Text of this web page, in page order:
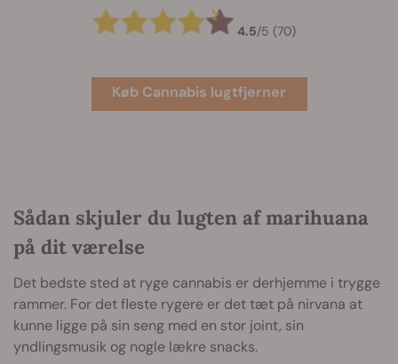
4.5/5 (70)
Køb Cannabis lugtfjerner
Sådan skjuler du lugten af marihuana
på dit værelse
Det bedste sted at ryge cannabis er derhjemme i trygge
rammer. For det fleste rygere er det tæt på nirvana at
kunne ligge på sin seng med en stor joint, sin
yndlingsmusik og nogle lækre snacks.